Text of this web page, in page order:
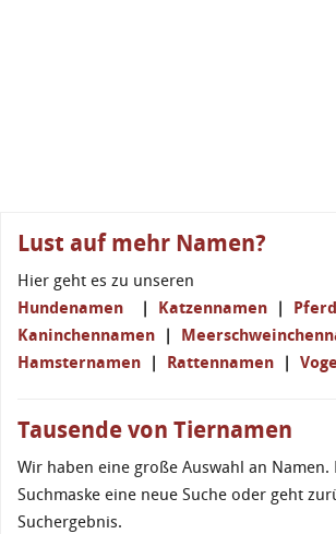
Lust auf mehr Namen?
Hier geht es zu unseren
Hundenamen | Katzennamen |
Kaninchennamen |
Hamsternamen | Rattennamen |
Tausende von Tiernamen
Wir haben eine große Auswahl an
Suchmaske eine neue Suche oder geht
Suchergebnis.